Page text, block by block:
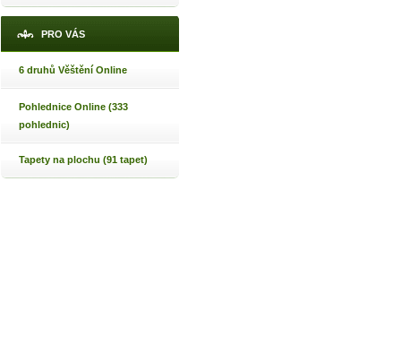
PRO VÁS
6 druhů Věštění Online
Pohlednice Online (333
pohlednic)
Tapety na plochu (91 tapet)